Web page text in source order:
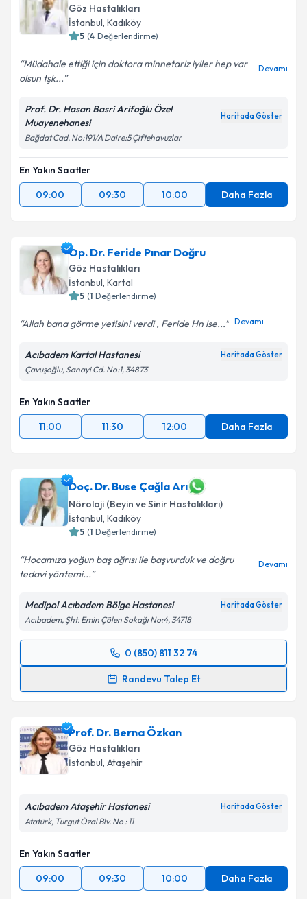
E-posta Adresiniz
'ni okudum ve kişisel verilerimin belirtilen
kapsamda işlenmesini kabul ediyorum.
Takvim Talebini Gönder
Göz Hastalıkları
İstanbul, Kadıköy
5 (4 Değerlendirme)
Müdahale ettiği için doktora minnetariz iyiler hep var
olsun tşk...
Devamı
Prof. Dr. Hasan Basri Arifoğlu Özel
Muayenehanesi
Haritada Göster
Bağdat Cad. No:191/A Daire:5 Çiftehavuzlar
En Yakın Saatler
09:00
09:30 10:00 Daha Fazla
Op. Dr. Feride Pınar Doğru
Göz Hastalıkları
İstanbul, Kartal
5 (1 Değerlendirme)
Allah bana görme yetisini verdi , Feride Hn ise... Devamı
Acıbadem Kartal Hastanesi Haritada Göster
Çavuşoğlu, Sanayi Cd. No:1, 34873
En Yakın Saatler
11:00
11:30 12:00 Daha Fazla
Doç. Dr. Buse Çağla Arı
Nöroloji (Beyin ve Sinir Hastalıkları)
İstanbul, Kadıköy
5 (1 Değerlendirme)
Hocamıza yoğun baş ağrısı ile başvurduk ve doğru
tedavi yöntemi...
Devamı
Medipol Acıbadem Bölge Hastanesi Haritada Göster
Acıbadem, Şht. Emin Çölen Sokağı No:4, 34718
0 (850) 811 32 74
Randevu Talep Et
Randevu Takvimi Talebi
takvim hazırlandığında e-posta ile bilgilendireceğiz.
E-posta Adresiniz
Kişisel verilerimin işlenmesine ilişkin
Metni'ni okudum ve kişisel verilerimin belirtilen
kapsamda işlenmesini kabul ediyorum.
Prof. Dr. Berna Özkan
Göz Hastalıkları
İstanbul, Ataşehir
Acıbadem Ataşehir Hastanesi Haritada Göster
Atatürk, Turgut Özal Blv. No : 11
En Yakın Saatler
09:00
09:30 10:00 Daha Fazla